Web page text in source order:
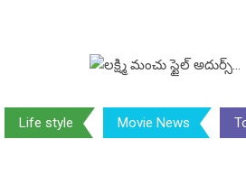
Life style Movie News